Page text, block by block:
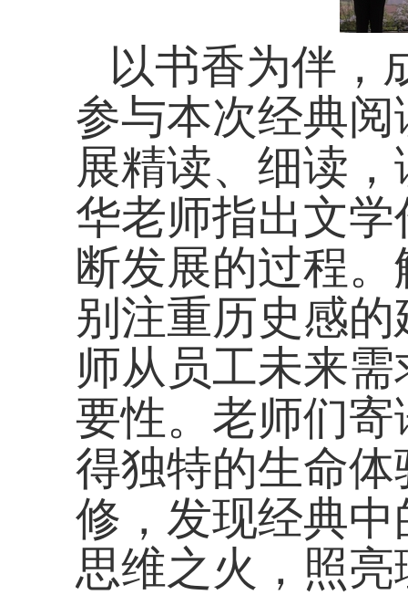
以书香为伴，
参与本次经典
展精读、细读
华老师指出文
断发展的过程
别注重历史感
师从员工未来
要性。老师们
得独特的生命
修，发现经典
思维之火，照